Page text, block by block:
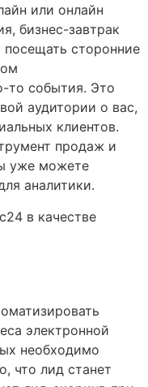
или онлайн
бизнес-завтрак
посещать сторонние
то события. Это
аудитории о вас,
клиентов.
продаж и
уже можете
аналитики.
в качестве
электронной
необходимо
что лид станет